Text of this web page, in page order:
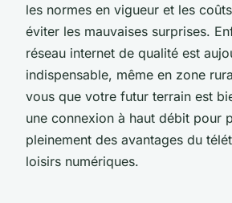
les normes en vigueur et les
éviter les mauvaises surprises.
réseau internet de qualité est
indispensable, même en zone
vous que votre futur terrain est
une connexion à haut débit pour
pleinement des avantages du
loisirs numériques.